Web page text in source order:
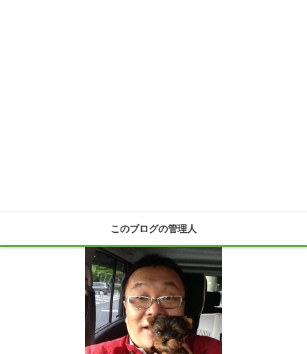
このブログの管理人